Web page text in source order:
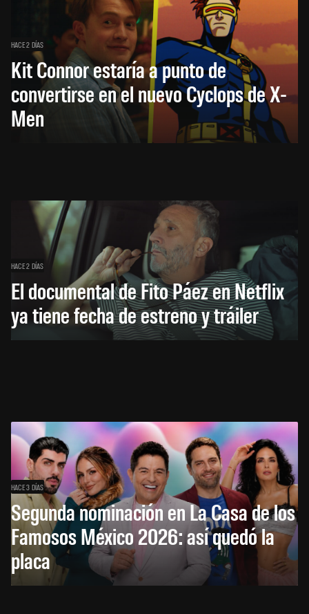
HACE 2 DÍAS
Kit Connor estaría a punto de
convertirse en el nuevo Cyclops de X-
Men
HACE 2 DÍAS
El documental de Fito Páez en Netflix
ya tiene fecha de estreno y tráiler
HACE 3 DÍAS
Segunda nominación en La Casa de los
Famosos México 2026: así quedó la
placa